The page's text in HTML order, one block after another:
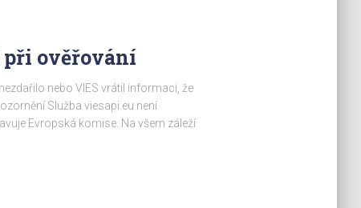
při ověřování
nebo VIES vrátil informaci, že
Služba viesapi.eu není
Evropská komise. Na všem záleží